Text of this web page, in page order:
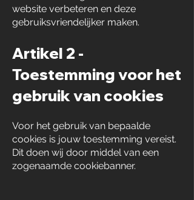
website verbeteren en deze
gebruiksvriendelijker maken.
Artikel 2 -
Toestemming voor het
gebruik van cookies
Voor het gebruik van bepaalde
cookies is jouw toestemming vereist.
Dit doen wij door middel van een
zogenaamde cookiebanner.